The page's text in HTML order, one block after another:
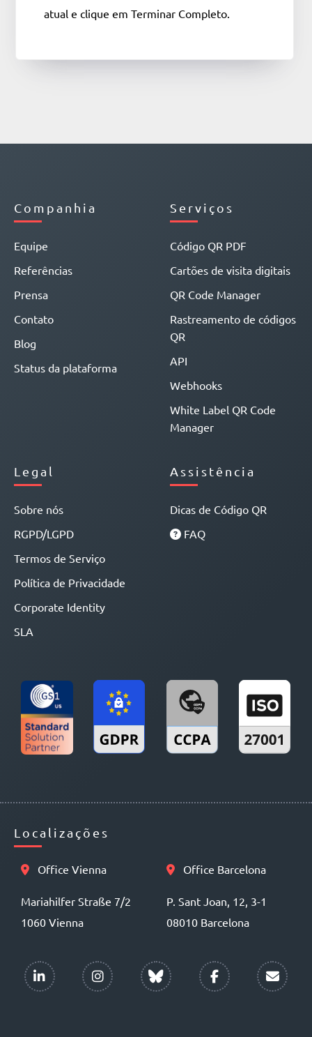
atual e clique em Terminar Completo.
Companhia
Equipe
Referências
Prensa
Contato
Blog
Status da plataforma
Serviços
Código QR PDF
Cartões de visita digitais
QR Code Manager
Rastreamento de códigos
QR
API
Webhooks
White Label QR Code
Manager
Legal
Sobre nós
RGPD/LGPD
Termos de Serviço
Política de Privacidade
Corporate Identity
SLA
Assistência
Dicas de Código QR
FAQ
Localizações
Office Vienna
Mariahilfer Straße 7/2
1060 Vienna
Office Barcelona
P. Sant Joan, 12, 3-1
08010 Barcelona